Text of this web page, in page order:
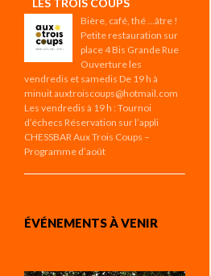
LES TROIS COUPS
Bière, café, thé …âtre !
Petite restauration sur
place 4 Bis Grande Rue
Ouverture les
vendredis et samedis De 19 h à
minuit auxtroiscoups@hotmail.com
Les vendredis à 19 h : Tournoi
d’échecs Réservation sur l’appli
CHESSBAR Aux Trois Coups –
Programme d’août
ÉVÉNEMENTS À VENIR